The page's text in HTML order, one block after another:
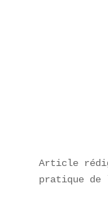
Article
pratique de